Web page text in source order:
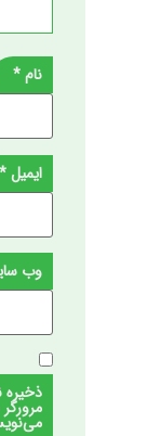
نام*
ایمیل*
وب‌
ذخیره